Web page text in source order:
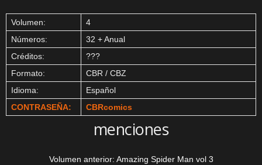
Volumen:
4
Números:
32 + Anual
Créditos:
???
Formato:
CBR / CBZ
Idioma:
Español
CONTRASEÑA:
CBRcomics
menciones
Volumen anterior: Amazing Spider Man vol 3